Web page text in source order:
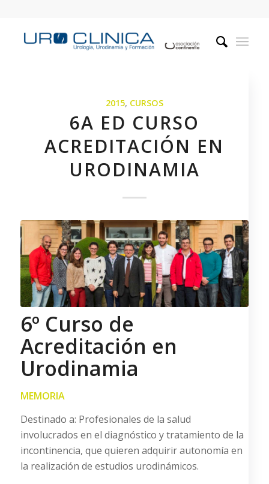
2015, CURSOS
6A ED CURSO
ACREDITACIÓN EN
URODINAMIA
6º Curso de
Acreditación en
Urodinamia
MEMORIA
Destinado a: Profesionales de la salud
involucrados en el diagnóstico y tratamiento de la
incontinencia, que quieren adquirir autonomía en
la realización de estudios urodinámicos.